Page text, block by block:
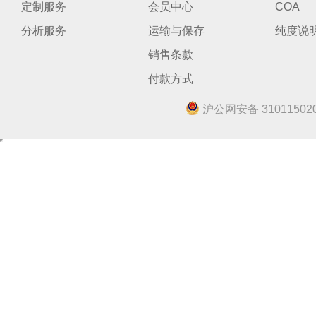
定制服务
分析服务
会员中心
运输与保存
销售条款
付款方式
COA
纯度说
沪公网安备